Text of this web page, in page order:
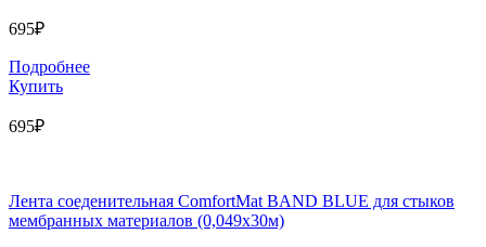
695₽
Подробнее
Купить
695₽
Лента соеденительная ComfortMat BAND BLUE для стыков
мембранных материалов (0,049х30м)